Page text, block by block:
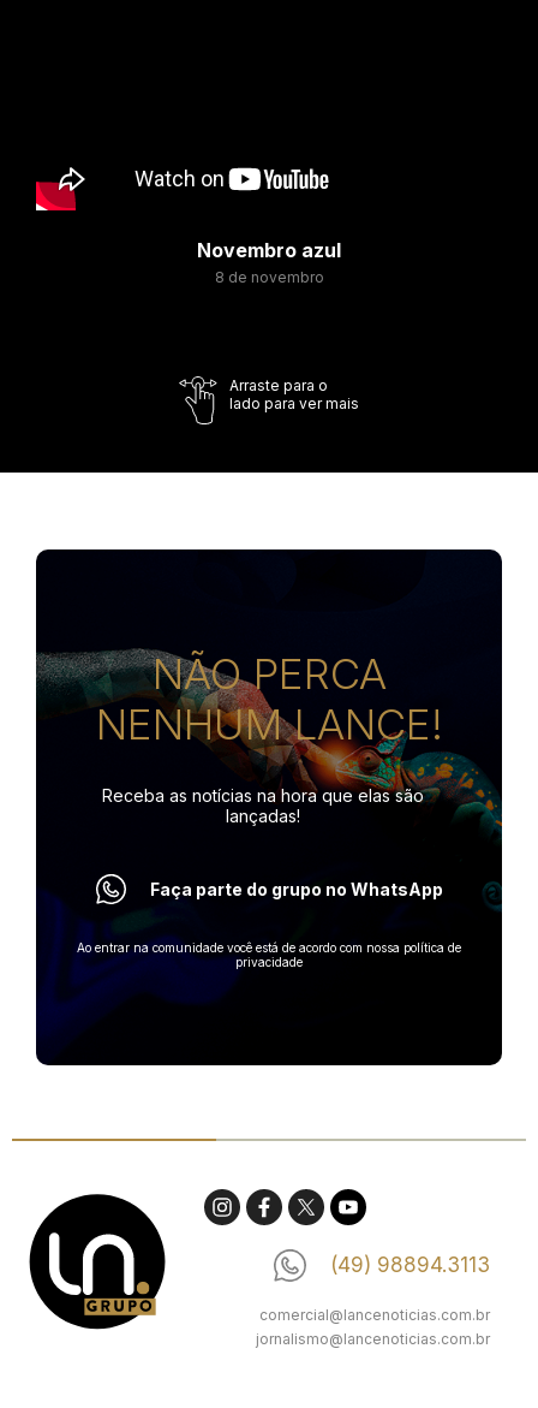
Novembro azul
8 de novembro
Arraste para o
lado para ver mais
NÃO PERCA
NENHUM LANCE!
Receba as notícias na horaque elas são
lançadas!
Faça parte do grupo no WhatsApp
Ao entrar na comunidade você está de acordo com nossa política de
privacidade
(49) 98894.3113
comercial@lancenoticias.com.br
jornalismo@lancenoticias.com.br